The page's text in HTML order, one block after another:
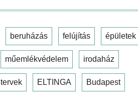
beruházás felújítás épületek
műemlékvédelem irodaház
tervek ELTINGA Budapest